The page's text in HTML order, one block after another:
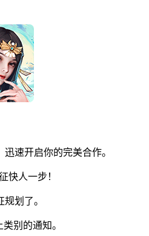
速开启你的完美合作。
人一步！
划了。
别的通知。